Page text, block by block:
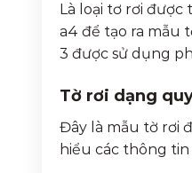
Là loại tơ rơi được
a4 để tạo ra mẫu
3 được sử dụng
Tờ rơi dạng
Đây là mẫu tờ rơi
hiểu các thông